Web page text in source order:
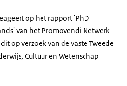
op het rapport 'PhD
van het Promovendi Netwerk
op verzoek van de vaste Tweede
Cultuur en Wetenschap